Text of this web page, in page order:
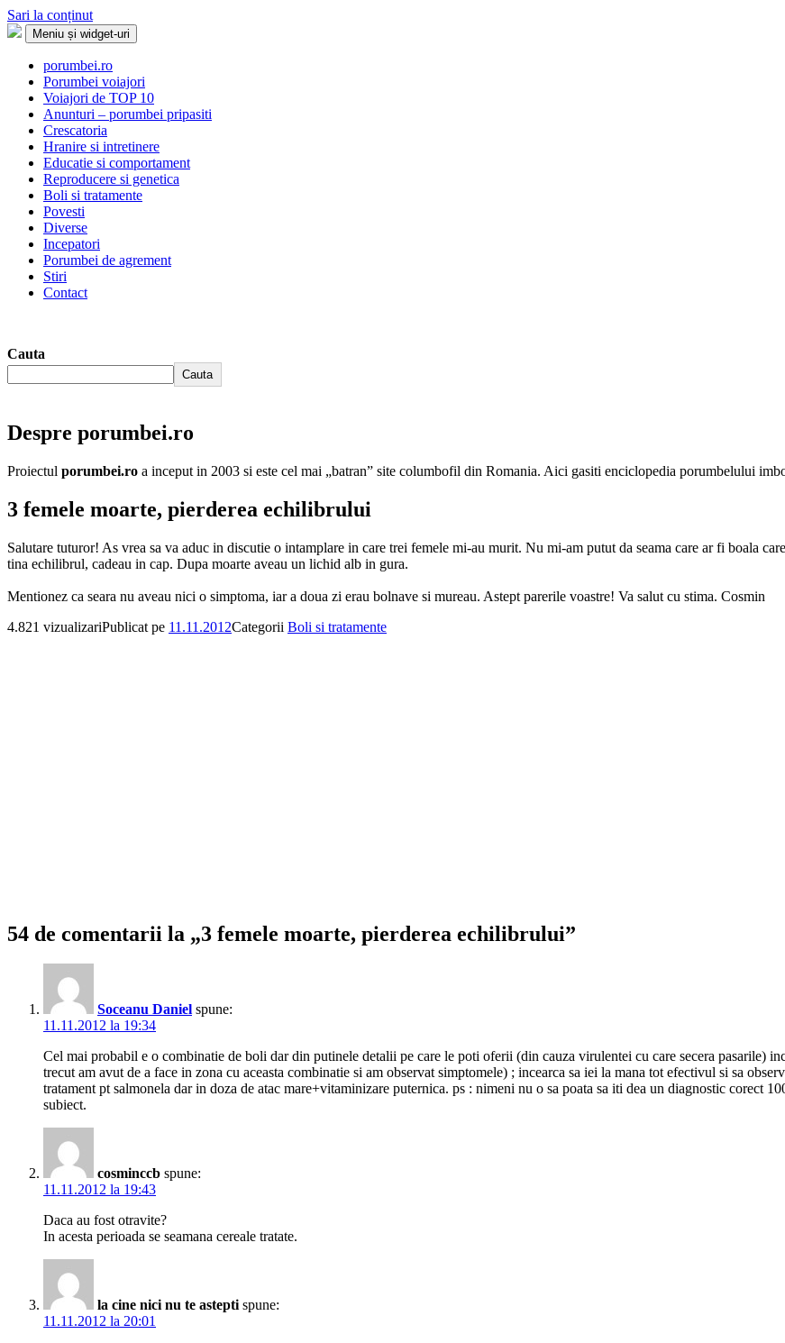
Sari la conținut
Porumbei.ro
Enciclopedia porumbelului
Meniu și widget-uri
porumbei.ro
Porumbei voiajori
Voiajori de TOP 10
Anunturi – porumbei pripasiti
Crescatoria
Hranire si intretinere
Educatie si comportament
Reproducere si genetica
Boli si tratamente
Povesti
Diverse
Incepatori
Porumbei de agrement
Stiri
Contact
Cauta
Cauta
Despre porumbei.ro
Proiectul porumbei.ro a inceput in 2003 si este cel mai „batran” site columbofil din Romania. Aici gasiti enciclopedia porumbelului
3 femele moarte, pierderea echilibrului
Salutare tuturor! As vrea sa va aduc in discutie o intamplare in care trei femele mi-au murit. Nu mi-am putut da seama care ar fi boala
tina echilibrul, cadeau in cap. Dupa moarte aveau un lichid alb in gura.
Mentionez ca seara nu aveau nici o simptoma, iar a doua zi erau bolnave si mureau. Astept parerile voastre! Va salut cu stima. Cosmin
4.821 vizualizariPublicat pe 11.11.2012Categorii Boli si tratamente
54 de comentarii la „3 femele moarte, pierderea echilibrului”
Soceanu Daniel spune:
11.11.2012 la 19:34
Cel mai probabil e o combinatie de boli dar din putinele detalii pe care le poti oferii (din cauza virulentei cu care secera pasarile)
trecut am avut de a face in zona cu aceasta combinatie si am observat simptomele) ; incearca sa iei la mana tot efectivul si sa
tratament pt salmonela dar in doza de atac mare+vitaminizare puternica. ps : nimeni nu o sa poata sa iti dea un diagnostic corect
subiect.
cosminccb spune:
11.11.2012 la 19:43
Daca au fost otravite?
In acesta perioada se seamana cereale tratate.
la cine nici nu te astepti spune:
11.11.2012 la 20:01